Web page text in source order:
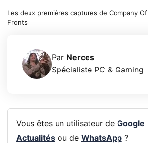
Les deux premières captures de Company
Fronts
Par Nerces
Spécialiste PC & Gaming
Vous êtes un utilisateur de Google
Actualitésou de WhatsApp?